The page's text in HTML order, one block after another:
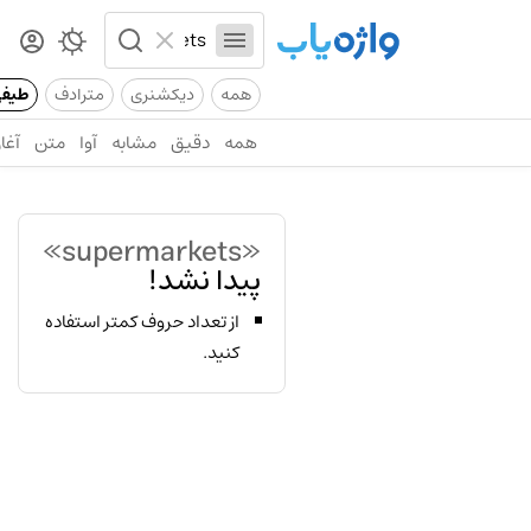
همه دیکشنری مترادف
همه دقیق مشابه آوا متن
«supermarkets»
پیدا نشد!
از تعداد حروف کمتر استفاده
کنید.